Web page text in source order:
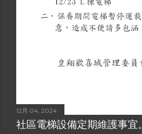
12月 04, 2024
社區電梯設備定期維護事宜。